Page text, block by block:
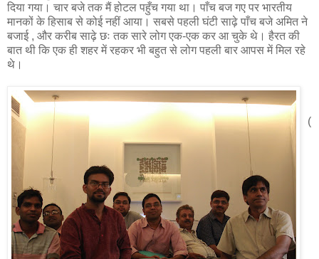
दिया गया। चार बजे तक मैं होटल पहुँच गया था। पाँच बज गए पर भारतीय
मानकों के हिसाब से कोई नहीं आया। सबसे पहली घंटी साढ़े पाँच बजे अमित ने
बजाई , और करीब साढ़े छः तक सारे लोग एक-एक कर आ चुके थे। हैरत की
बात थी कि एक ही शहर में रहकर भी बहुत से लोग पहली बार आपस में मिल रहे
थे।
(